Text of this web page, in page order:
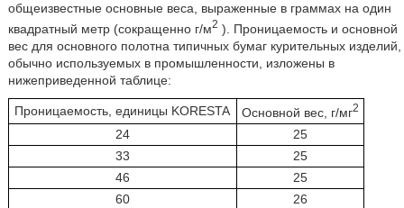
общеизвестные основные веса, выраженные в граммах на один
квадратный метр (сокращенно г/м2 ). Проницаемость и основной
вес для основного полотна типичных бумаг курительных изделий,
обычно используемых в промышленности, изложены в
нижеприведенной таблице:
Проницаемость, единицы KORESTA Основной вес, г/мг2
24
25
33
25
46
25
60
26